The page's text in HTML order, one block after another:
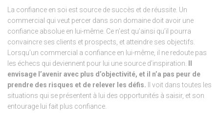
La confiance en soi est source de succès et de réussite. Un
commercial qui veut percer dans son domaine doit avoir une
confiance absolue en lui-même. Ce n’est qu’ainsi qu’il pourra
convaincre ses clients et prospects, et atteindre ses objectifs.
Lorsqu’un commercial a confiance en lui-même, il ne redoute pas
les échecs qui deviennent pour lui une source d’inspiration.
envisage l’avenir avec plus d’objectivité, et il n’a pas peur de
prendre des risques et de relever les défis. Il voit dans toutes les
situations qui se présentent à lui des opportunités à saisir, et son
entourage lui fait plus confiance.